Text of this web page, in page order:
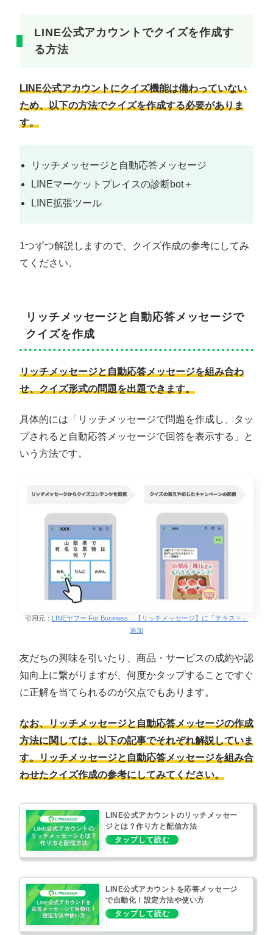
LINE公式アカウントでクイズを作成す
る方法
LINE公式アカウントにクイズ機能は備わっていない
ため、以下の方法でクイズを作成する必要がありま
す。
リッチメッセージと自動応答メッセージ
LINEマーケットプレイスの診断bot＋
LINE拡張ツール
1つずつ解説しますので、クイズ作成の参考にしてみ
てください。
リッチメッセージと自動応答メッセージで
クイズを作成
リッチメッセージと自動応答メッセージを組み合わ
せ、クイズ形式の問題を出題できます。
具体的には「リッチメッセージで問題を作成し、タッ
プされると自動応答メッセージで回答を表示する」と
いう方法です。
引用元： LINEヤフー For Business 【リッチメッセージ】に「テキスト」
追加
友だちの興味を引いたり、商品・サービスの成約や認
知向上に繋がりますが、何度かタップすることですぐ
に正解を当てられるのが欠点でもあります。
なお、リッチメッセージと自動応答メッセージの作成
方法に関しては、以下の記事でそれぞれ解説していま
す。リッチメッセージと自動応答メッセージを組み合
わせたクイズ作成の参考にしてみてください。
LINE公式アカウントのリッチメッセー
ジとは？作り方と配信方法
LINE公式アカウントを応答メッセージ
で自動化！設定方法や使い方